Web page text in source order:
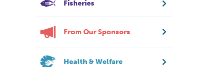
Fisheries
From Our Sponsors
Health & Welfare